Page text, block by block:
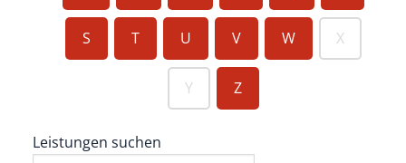
S T U V W X
Y Z
Leistungen suchen